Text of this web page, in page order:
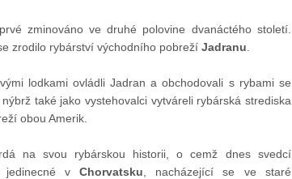
zminováno ve druhé polovine dvanáctého století.
zrodilo rybárství východního pobrežíJadranu
lodkami ovládli Jadran a obchodovali s rybami se
také jako vystehovalci vytváreli rybárská strediska
obou Amerik.
na svou rybárskou historii, o cemž dnes svedcí
, jedinecné v Chorvatsku , nacházející se ve staré